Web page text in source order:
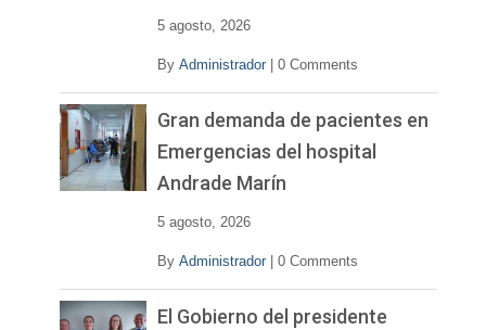
5 agosto, 2026
By Administrador 0 Comments
Gran demanda de pacientes en
Emergencias del hospital
Andrade Marín
5 agosto, 2026
By Administrador 0 Comments
El Gobierno del presidente